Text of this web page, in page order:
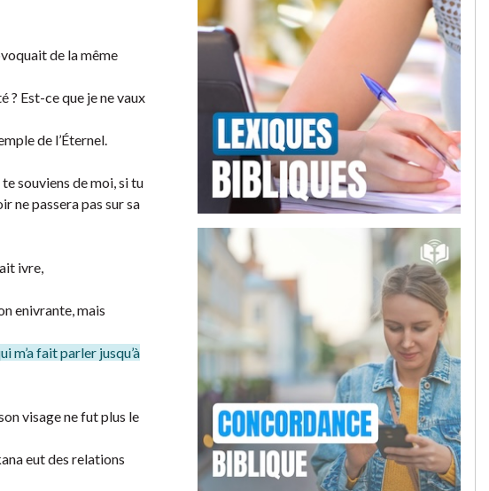
de la même
? Est-ce que je ne vaux
de l’Éternel.
souviens de moi, si tu
ne passera pas sur sa
ivre,
enivrante, mais
m’a fait parler jusqu’à
visage ne fut plus le
eut des relations